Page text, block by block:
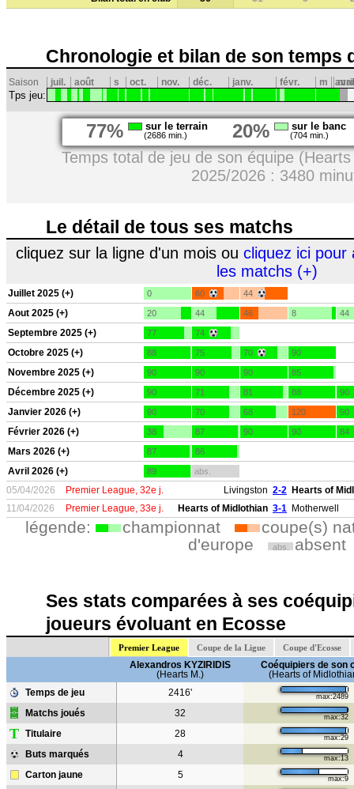
Chronologie et bilan de son temps
Saison juil. août s oct. nov. déc. janv. févr. m avril
mai
Tps jeu:
77% sur le terrain
(2686 min.) 20% sur le banc
(704 min.)
Temps total de jeu de son équipe
2025/2026 : 3480
Le détail de tous ses matchs
cliquez sur la ligne d'un mois ou cliquez ici pour
les matchs (+)
Juillet 2025 (+) 0 60 44
Aout 2025 (+) 20 44 46 8 44
Septembre 2025 (+) 77 74
Octobre 2025 (+) 88 75 70 90
Novembre 2025 (+) 90 90 90 85
Décembre 2025 (+) 90 71 81 88 90
Janvier 2026 (+) 90 70 68 120 90
Février 2026 (+) 38 87 90 90 84
Mars 2026 (+) 87 86
Avril 2026 (+) 89 abs.
05/04/2026 Premier League, 32e j. Livingston 2-2 Hearts of
11/04/2026
Premier League, 33e j. Hearts of Midlothian 3-1 Motherwell
légende: championnat
coupe(s)
d'europe
abs. absent
Ses stats comparées à ses
joueurs évoluant en Ecosse
Premier League Coupe de la Ligue Coupe d'Ecosse
Alexandros KYZIRIDIS
(Hearts M.)
Coéquipiers de son
(Hearts of
Temps de jeu
2416' max:2489
Matchs joués 32 max:32
T Titulaire 28 max:29
Buts marqués 4 max:13
Carton jaune 5 max:9